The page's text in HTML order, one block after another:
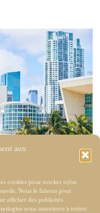
aux
cookies pour stocker et/ou
Nous le faisons pour
afficher des publicités
nous autorisera à traiter